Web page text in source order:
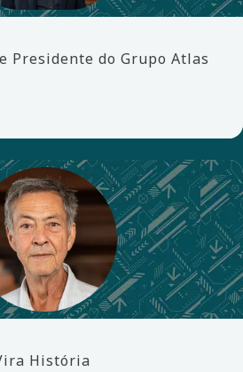
Presidente do Grupo Atlas
História